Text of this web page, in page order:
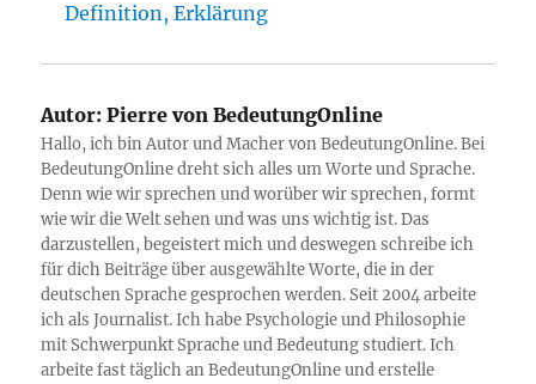
Definition, Erklärung
Autor: Pierre von BedeutungOnline
Hallo, ich bin Autor und Macher von BedeutungOnline. Bei
BedeutungOnline dreht sich alles um Worte und Sprache.
Denn wie wir sprechen und worüber wir sprechen, formt
wie wir die Welt sehen und was uns wichtig ist. Das
darzustellen, begeistert mich und deswegen schreibe ich
für dich Beiträge über ausgewählte Worte, die in der
deutschen Sprache gesprochen werden. Seit 2004 arbeite
ich als Journalist. Ich habe Psychologie und Philosophie
mit Schwerpunkt Sprache und Bedeutung studiert. Ich
arbeite fast täglich an BedeutungOnline und erstelle